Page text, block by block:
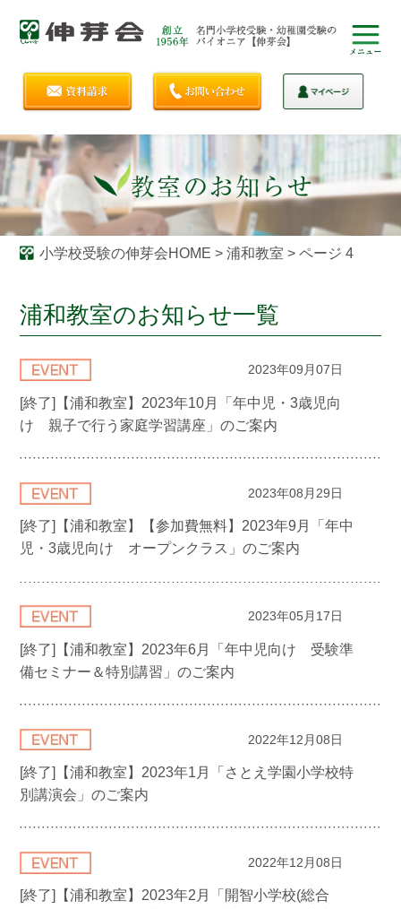
小学校受験の伸芽会HOME > 浦和教室 > ページ 4
浦和教室のお知らせ一覧
2023年09月07日
[終了]【浦和教室】2023年10月「年中児・3歳児向
け 親子で行う家庭学習講座」のご案内
2023年08月29日
[終了]【浦和教室】【参加費無料】2023年9月「年中
児・3歳児向け オープンクラス」のご案内
2023年05月17日
[終了]【浦和教室】2023年6月「年中児向け 受験準
備セミナー＆特別講習」のご案内
2022年12月08日
[終了]【浦和教室】2023年1月「さとえ学園小学校特
別講演会」のご案内
2022年12月08日
[終了]【浦和教室】2023年2月「開智小学校(総合